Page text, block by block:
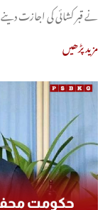
نے قبر کشائی کی اجازت دینے
مزید پڑھیں